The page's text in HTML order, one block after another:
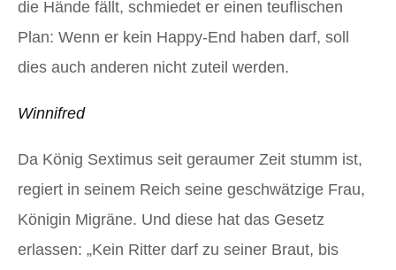
die Hände fällt, schmiedet er einen teuflischen
Plan: Wenn er kein Happy-End haben darf, soll
dies auch anderen nicht zuteil werden.
Winnifred
Da König Sextimus seit geraumer Zeit stumm ist,
regiert in seinem Reich seine geschwätzige Frau,
Königin Migräne. Und diese hat das Gesetz
erlassen: „Kein Ritter darf zu seiner Braut, bis